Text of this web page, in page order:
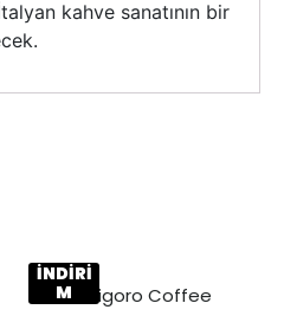
kahve sanatının bir
Grigoro Coffee
İNDİRİ
M